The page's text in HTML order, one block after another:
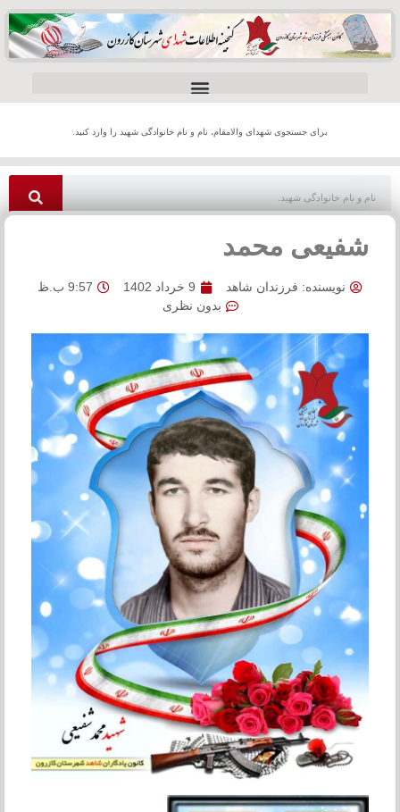
برای جستجوی شهدای والامقام، نام و نام خانوادگی شهید را وارد کنید.
شفیعی محمد
نویسنده: فرزندان شاهد 9 خرداد 1402
9:57 ب.ظ
بدون نظری